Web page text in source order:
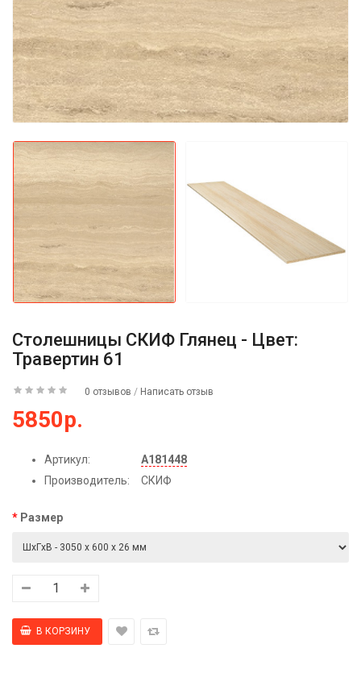
Столешницы СКИФ Глянец - Цвет:
Травертин 61
0 отзывов / Написать отзыв
5850р.
Артикул:
А181448
Производитель:
СКИФ
Размер